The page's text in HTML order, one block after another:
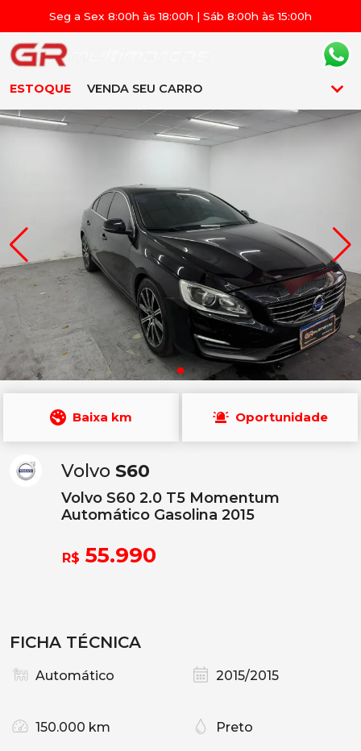
Seg a Sex 8:00h às 18:00h | Sáb 8:00h às 15:00h
ESTOQUE VENDA SEU CARRO
Baixa km Oportunidade
Volvo S60
Volvo S60 2.0 T5 Momentum
Automático Gasolina 2015
R$ 55.990
FICHA TÉCNICA
Automático 2015/2015
150.000 km Preto